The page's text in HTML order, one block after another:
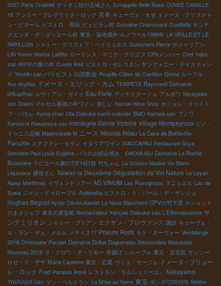
2007 Paris Chatelet ディオニ社の玉城さん Echappée Belle Rose CUVEE CAMILLE
16 アンリー・フレデリック・ロック 宮本 キューヴェ・オゼ ドメーヌ・クリスチャ
ン・ビネール ビストロ・岡田 ピュピラン村 Domaine Chamonard Cueillette サンテ
チエンヌ・デ・ズリエール村 東京・築地場外 ルノワール1989年 LA VRILLE ET LE
PAPILLON シャトー・クリストフ・ペイリュルス Quinonero Pierre ボジャリアン
LIN Yusen Marius Laffitte ローランス・マニヤ・クリエフ CPVメンバー Chef Yujiro
san 600年の栗の木 Cuvée Red ビストロ・セレスタン サンフォニー・テイスティン
グ Yoshiki san パリビストロ試飲会 Poupille Côtes de Castillon Ginza ルーブル
Aux Argillas ドメーヌ・エリック・カム TEMPETE Raymond Domaine
d'Aupilhac ルヴィアン・ガメイ Eau Forte ディナミタージュ アルボワ Miyagawa
san Daikin マルセル最後の年ワイン 嬉しい Nozaki Wine Shop ボジョレ・クリスト
フ・パカレ Kuma chan Ota Daisuke sushi cuisinier BMO Kamata san ブノワ
Sancerre Kawamura san montagne Sainte Victoire Village Montpeyroux ピノ・
ドゥニス品種 Madmoiselle M ニース Nicolas Réau La Cave de Belleville
Paris20e ステファン・モラン イタリアワイン S'ACCAPAU Restaurant Soya
Domaine Paul Louis Eugène パリのお好み焼き OKOMUSU Domaine La Roche
Buissière ラピエール家の7月14日祭 竹ちゃん La Grosse Nadine Vin Blanc
Liquoreux 勝俣さん Taiwan la Deuxième Dégustation de Vin Nature Le Layon
Alpes-Maritimes イヴェントツアー AD VINUM Les Rossignoux マニュエル Lac de
Suwa ジャン・ドゥローブル Antonella ビストロ・ラ・パール・デ・ザンジュ
Hughes Beguet Kyoto OlivierJeantet La Noue Blanchard CPVの竹下君 カシェット
のまさシェフ 東京の屋形船 Restaurateur français Daisuke san L'Effervescence サ
ンテミリオン シャトー・ブリアン エクサン・プロヴァンス 諏訪 キューヴェ・
ル・ラン・デュ・メルル メティス17 Prieure Roch モト・ヌーヴォー Venddange
2018 Christophe Pacalet Domaine Didier Dagueneau Descombes Beaujolais
Nouveau 2018 ラ・クロワ・デ・ラモー 串揚げ シルーブル 東京・文京区 サンソー
ロゼ・ド・ザザ Marie Lapierre 東京・広尾 ヴィユ・サージュ ドメーヌ・プリュー
レ・ロック Fred Pompon Rosé レストラン「ラルシュミーユ」
Nakayama
Yoshinori san ヤン・ベルトラン La Mise au Verre 東京 ポンポワ2015年 Mottox